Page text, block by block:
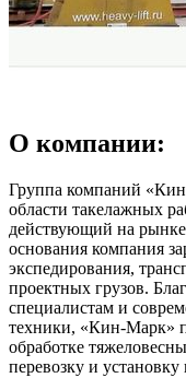
О компании:
Группа компаний
области такелажных
действующий на рынке
основания компания
экспедирования,
проектных грузов.
специалистам и
техники, «Кин-Марк»
обработке
перевозку и